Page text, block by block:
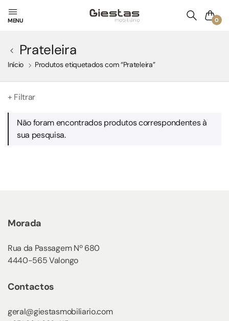
MENU 0
Prateleira
Início Produtos etiquetados com “Prateleira”
+ Filtrar
Não foram encontrados produtos correspondentes à
sua pesquisa.
Morada
Rua da Passagem Nº 680
4440-565 Valongo
Contactos
geral@giestasmobiliario.com